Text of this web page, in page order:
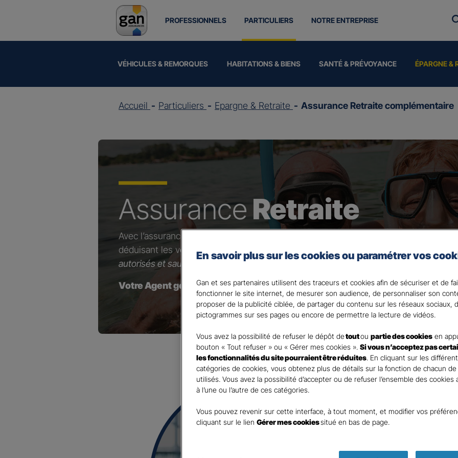
PROFESSIONNELS PARTICULIERS
VÉHICULES & REMORQUES HABITATIONS & BIENS SANTÉ & PRÉVOYANCE ÉPARGNE &
NOTRE ENTREPRISE
Accueil Particuliers Epargne & Retraite Assurance Retraite complémentaire
Assurance Retraite
Avec l’assurance Retraite Gan Assurances, complétez les revenus que vous
déduisant les versements effectués sur votre contrat de votre revenu imposable
autorisés et sauf option contraire)
.
Votre Agent général est à votre disposition pour répondre à toutes vos
Parole
d’expert !
En savoir plus sur les cookies ou paramétrer vos
Gan et ses partenaires utilisent des traceurs et cookies afin de sécuriser et de
fonctionner le site internet, de mesurer son audience, de personnaliser son
proposer de la publicité ciblée, de partager du contenu sur les réseaux sociaux,
pictogrammes sur ses pages ou encore de permettre la lecture de vidéos.
Vous avez la possibilité de refuser le dépôt detoutou partie des cookies en
bouton « Tout refuser » ou « Gérer mes cookies ». Si vous n’acceptez pas
les fonctionnalités du site pourraient être réduites. En cliquant sur les
catégories de cookies, vous obtenez plus de détails sur la fonction de chacun
utilisés. Vous avez la possibilité d’accepter ou de refuser l’ensemble des cookies
à l’une ou l’autre de ces catégories.
Vous pouvez revenir sur cette interface, à tout moment, et modifier vos
cliquant sur le lien Gérer mes cookiessitué en bas de page.